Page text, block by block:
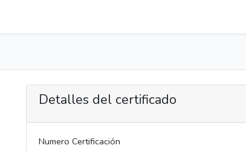
Detalles del certificado
Numero Certificación